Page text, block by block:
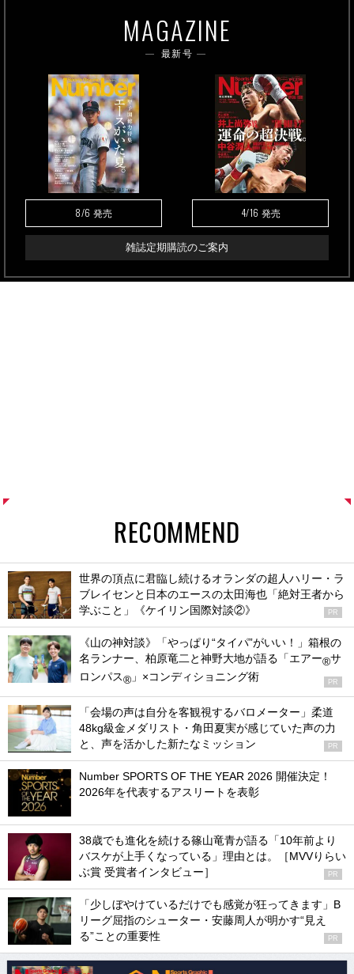
MAGAZINE
最新号
8/6 発売 4/16 発売
雑誌定期購読のご案内
RECOMMEND
世界の頂点に君臨し続けるオランダの超人ハリー・ラ
ブレイセンと日本のエースの太田海也「絶対王者から
学ぶこと」《ケイリン国際対談②》
PR
《山の神対談》「やっぱり“タイパ”がいい！」箱根の
名ランナー、柏原竜二と神野大地が語る「エアー®サ
ロンパス® 」×コンディショニング術 PR
「会場の声は自分を客観視するバロメーター」柔道
48kg級金メダリスト・角田夏実が感じていた声の力
と、声を活かした新たなミッション
PR
Number SPORTS OF THE YEAR 2026 開催決定！
2026年を代表するアスリートを表彰
38歳でも進化を続ける篠山竜青が語る「10年前より
バスケが上手くなっている」理由とは。［MVVりらい
ぶ賞 受賞者インタビュー］
PR
「少しぼやけているだけでも感覚が狂ってきます」B
リーグ屈指のシューター・安藤周人が明かす“見え
る”ことの重要性
PR